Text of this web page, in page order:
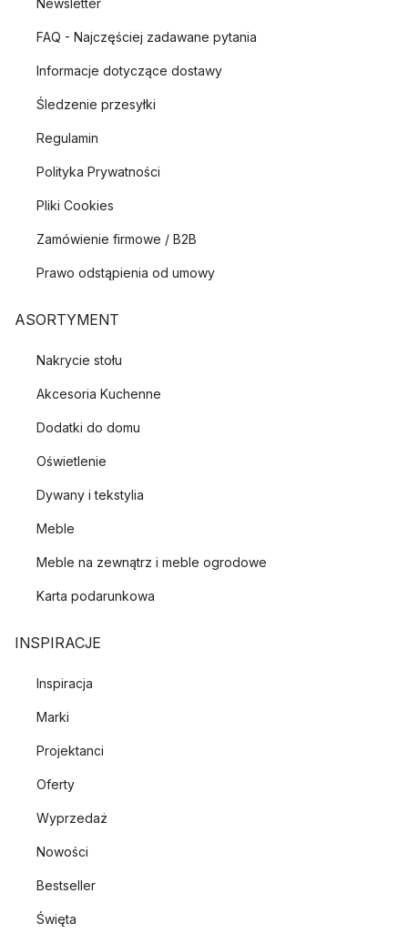
Newsletter
FAQ - Najczęściej zadawane pytania
Informacje dotyczące dostawy
Śledzenie przesyłki
Regulamin
Polityka Prywatności
Pliki Cookies
Zamówienie firmowe / B2B
Prawo odstąpienia od umowy
ASORTYMENT
Nakrycie stołu
Akcesoria Kuchenne
Dodatki do domu
Oświetlenie
Dywany i tekstylia
Meble
Meble na zewnątrz i meble ogrodowe
Karta podarunkowa
INSPIRACJE
Inspiracja
Marki
Projektanci
Oferty
Wyprzedaż
Nowości
Bestseller
Święta